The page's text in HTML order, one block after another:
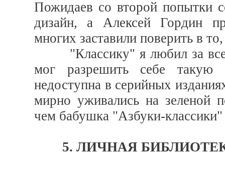
Пожидаев со второй попытки
дизайн, а Алексей Гордин
многих заставили поверить в
"Классику" я любил за
мог разрешить себе такую
недоступна в серийных
мирно уживались на зеленой
чем бабушка "Азбуки-
5. ЛИЧНАЯ